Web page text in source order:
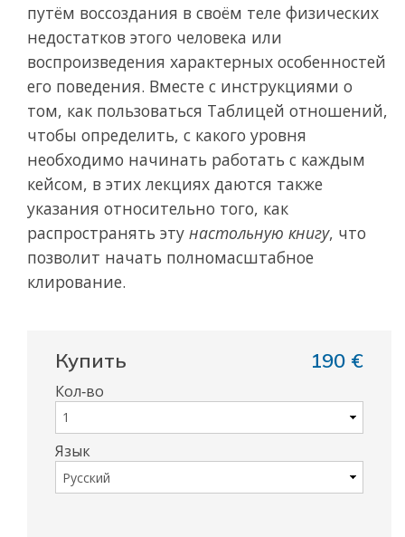
путём воссоздания в своём теле физических
недостатков этого человека или
воспроизведения характерных особенностей
его поведения. Вместе с инструкциями о
том, как пользоваться Таблицей отношений,
чтобы определить, с какого уровня
необходимо начинать работать с каждым
кейсом, в этих лекциях даются также
указания относительно того, как
распространять эту настольную книгу, что
позволит начать полномасштабное
клирование.
Купить 190 €
Кол‑во
Язык